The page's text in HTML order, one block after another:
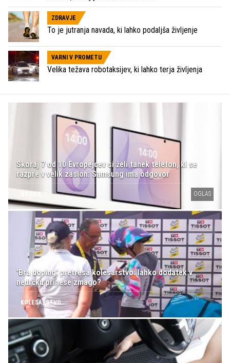
ZDRAVJE
To je jutranja navada, ki lahko podaljša življenje
VARNI V PROMETU
Velika težava robotaksijev, ki lahko terja življenja
Skoraj 7 od 10 Evropejcev si želi tanek telefon, ki se
razpre v velik zaslon: Samsung ima odgovor
OGLAS
'Bra doping' pretresa kolesarstvo: lahko dodatek v
nedrčku prinese zmago?
KOLESARSTVO